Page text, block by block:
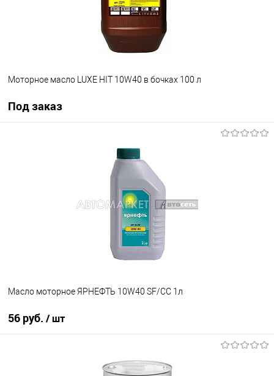
Моторное масло LUXE HIT 10W40 в бочках 100 л
Под заказ
Масло моторное ЯРНЕФТЬ 10W40 SF/CC 1л
56 руб. / шт